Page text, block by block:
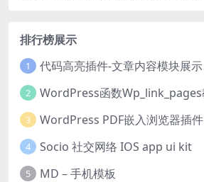
排行榜展示
1 代码高亮插件-文章内容模块展示
2
3 WordPress PDF嵌入浏览器插件
4 Socio 社交网络 IOS app ui kit
5 MD – 手机模板